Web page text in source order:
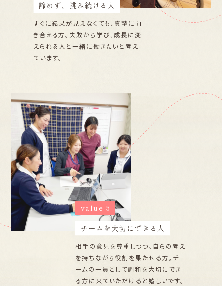
諦めず、挑み続ける人
すぐに結果が見えなくても、真摯に向
き合える方。失敗から学び、成長に変
えられる人と一緒に働きたいと考え
ています。
value 5
チームを大切にできる人
相手の意見を尊重しつつ、自らの考え
を持ちながら役割を果たせる方。チ
ームの一員として調和を大切にでき
る方に来ていただけると嬉しいです。